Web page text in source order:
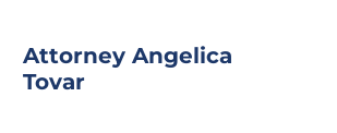
Attorney Angelica
Tovar